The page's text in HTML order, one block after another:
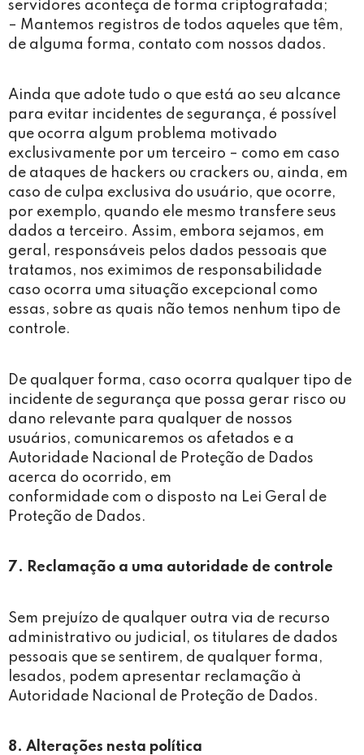
servidores aconteça de forma criptografada;
– Mantemos registros de todos aqueles que têm,
de alguma forma, contato com nossos dados.
Ainda que adote tudo o que está ao seu alcance
para evitar incidentes de segurança, é possível
que ocorra algum problema motivado
exclusivamente por um terceiro – como em caso
de ataques de hackers ou crackers ou, ainda, em
caso de culpa exclusiva do usuário, que ocorre,
por exemplo, quando ele mesmo transfere seus
dados a terceiro. Assim, embora sejamos, em
geral, responsáveis pelos dados pessoais que
tratamos, nos eximimos de responsabilidade
caso ocorra uma situação excepcional como
essas, sobre as quais não temos nenhum tipo de
controle.
De qualquer forma, caso ocorra qualquer tipo de
incidente de segurança que possa gerar risco ou
dano relevante para qualquer de nossos
usuários, comunicaremos os afetados e a
Autoridade Nacional de Proteção de Dados
acerca do ocorrido, em
conformidade com o disposto na Lei Geral de
Proteção de Dados.
7. Reclamação a uma autoridade de controle
Sem prejuízo de qualquer outra via de recurso
administrativo ou judicial, os titulares de dados
pessoais que se sentirem, de qualquer forma,
lesados, podem apresentar reclamação à
Autoridade Nacional de Proteção de Dados.
8. Alterações nesta política